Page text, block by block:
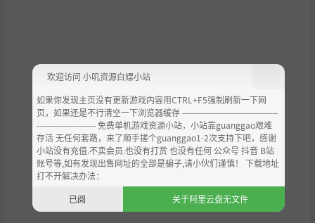
死了又怎样：原地重生！振作起来，再次加入战斗吧！因
为即使在地牢中被击败，你也不会失去身上的装备。
欢迎访问 小叽资源白嫖小站
如果你发现主页没有更新游戏内容用CTRL+F5强制刷新一下网
页，如果还是不行清空一下浏览器缓存 ----------------------------------
--------------------- 免费单机游戏资源小站，小站靠guanggao艰难
存活 无任何套路，来了顺手搓个guanggao1-2次支持下吧，感谢
小站没有充值.不卖会员.也没有打赏 也没有任何 公众号 抖音 B站
账号等,如有发现出售网址的全部是骗子,请小伙们谨慎！ 下载地址
打不开解决办法：
已阅
关于阿里云盘无文件